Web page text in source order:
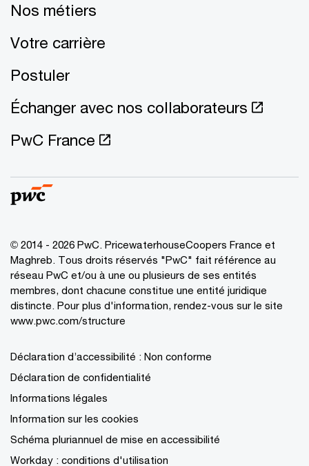
Nos métiers
Votre carrière
Postuler
Échanger avec nos collaborateurs
PwC France
© 2014 - 2026 PwC. PricewaterhouseCoopers France et
Maghreb. Tous droits réservés "PwC" fait référence au
réseau PwC et/ou à une ou plusieurs de ses entités
membres, dont chacune constitue une entité juridique
distincte. Pour plus d'information, rendez-vous sur le site
www.pwc.com/structure
Déclaration d’accessibilité : Non conforme
Déclaration de confidentialité
Informations légales
Information sur les cookies
Schéma pluriannuel de mise en accessibilité
Workday : conditions d'utilisation